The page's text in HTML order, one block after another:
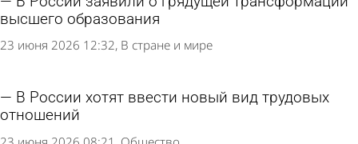
высшего образования
23 июня 2026 12:32 В стране и мире
В России хотят ввести новый вид трудовых
отношений